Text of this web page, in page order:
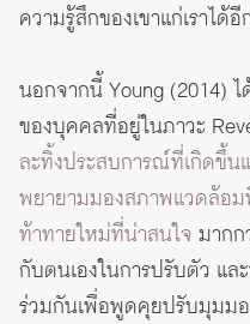
ความรู้สึกของเขาแก่เราได้อี
นอกจากนี้ Young (2014)
ของบุคคลที่อยู่ในภาวะ
ละทิ้งประสบการณ์ที่เกิดขึ้น
พยายามมองสภาพแวดล้อม
ท้าทายใหม่ที่น่าสนใจ มากก
กับตนเองในการปรับตัว แ
ร่วมกันเพื่อพูดคุยปรับมุมม